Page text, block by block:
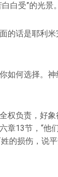
白受”的光景。
的话是耶利
如何选择。神
权负责，好
章13节，“他
的损伤，说